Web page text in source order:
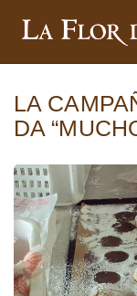
LA
DA